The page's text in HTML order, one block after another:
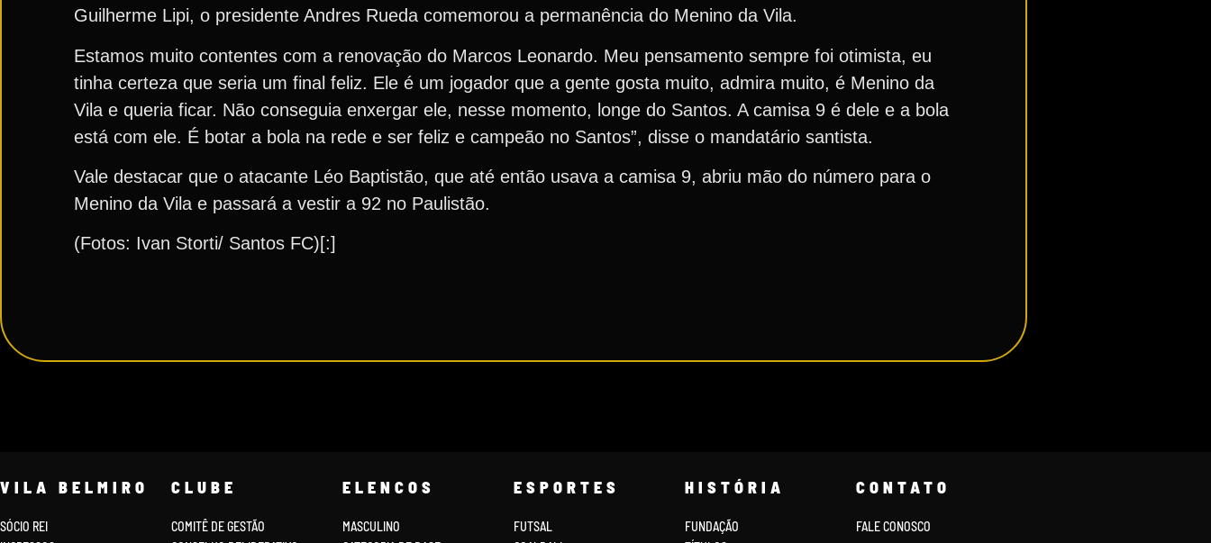
Guilherme Lipi, o presidente Andres Rueda comemorou a permanência do Menino da Vila.
Estamos muito contentes com a renovação do Marcos Leonardo. Meu pensamento sempre foi otimista, eu
tinha certeza que seria um final feliz. Ele é um jogador que a gente gosta muito, admira muito, é Menino da
Vila e queria ficar. Não conseguia enxergar ele, nesse momento, longe do Santos. A camisa 9 é dele e a bola
está com ele. É botar a bola na rede e ser feliz e campeão no Santos”, disse o mandatário santista.
Vale destacar que o atacante Léo Baptistão, que até então usava a camisa 9, abriu mão do número para o
Menino da Vila e passará a vestir a 92 no Paulistão.
(Fotos: Ivan Storti/ Santos FC)[:]
VILA BELMIRO
SÓCIO REI
CLUBE
COMITÊ DE GESTÃO
ELENCOS
MASCULINO
ESPORTES
FUTSAL
HISTÓRIA
FUNDAÇÃO
CONTATO
FALE CONOSCO